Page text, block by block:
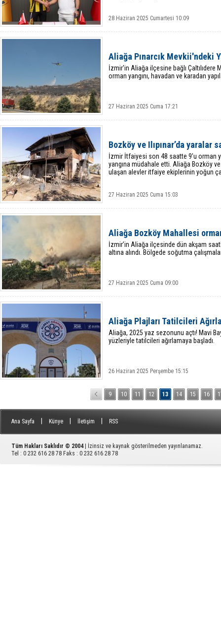
28 Haziran 2025 Cumartesi 10:09
Aliağa Pınarcık Mevkii'ndeki
İzmir'in Aliağa ilçesine bağlı Çaltılıdere
orman yangını, havadan ve karadan
27 Haziran 2025 Cuma 17:21
Bozköy ve Ilıpınar’da yaralar
İzmir İtfaiyesi son 48 saatte 9’u orman
yangına müdahale etti. Aliağa Bozköy ve
ulaşan alevler itfaiye ekiplerinin yoğun
27 Haziran 2025 Cuma 15:03
Aliağa Bozköy Mahallesi
İzmir’in Aliağa ilçesinde dün akşam
altına alındı. Bölgede soğutma
27 Haziran 2025 Cuma 09:00
Aliağa Plajları Tatilcileri
Aliağa, 2025 yaz sezonunu açtı! Mavi
yüzleriyle tatilcileri ağırlamaya başladı.
26 Haziran 2025 Perşembe 15:15
9 10 11 12 13 14 15 16
Ana Sayfa Künye İletişim RSS
Tüm Hakları Saklıdır © 2004
| İzinsiz ve kaynak gösterilmeden yayınlanamaz.
Tel : 0 232 616 28 78 Faks : 0 232 616 28 78